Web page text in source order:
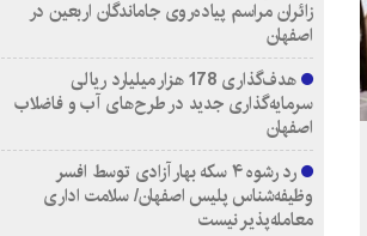
زائران مراسم پیاده‌روی جاماندگان اربعین در
اصفهان
هدف‌گذاری 178 هزار میلیارد ریالی
سرمایه‌گذاری جدید در طرح‌های آب و فاضلاب
اصفهان
رد رشوه ۴ سکه بهار آزادی توسط افسر
وظیفه‌شناس پلیس اصفهان/ سلامت اداری
معامله‌پذیر نیست